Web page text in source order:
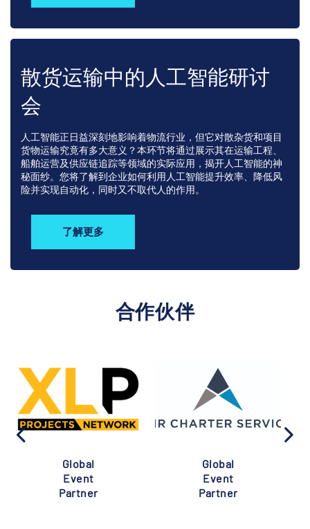
散货运输中的人工智能研讨
会
人工智能正日益深刻地影响着物流行业，但它对散杂货和项目
货物运输究竟有多大意义？本环节将通过展示其在运输工程、
船舶运营及供应链追踪等领域的实际应用，揭开人工智能的神
秘面纱。您将了解到企业如何利用人工智能提升效率、降低风
险并实现自动化，同时又不取代人的作用。
了解更多
合作伙伴
Global
Event
Partner
Global
Event
Partner